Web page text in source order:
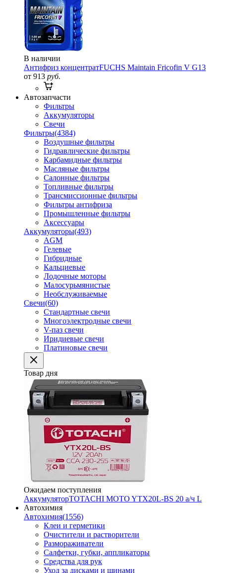
В наличии
Антифриз концентратFUCHS Maintain Fricofin V G13
от 913 руб.
Автозапчасти
Фильтры
Аккумуляторы
Свечи
Фильтры(4384)
Воздушные фильтры
Гидравлические фильтры
Карбамидные фильтры
Масляные фильтры
Салонные фильтры
Топливные фильтры
Трансмиссионные фильтры
Фильтры антифриза
Промышленные фильтры
Аксессуары
Аккумуляторы(493)
AGM
Гелевые
Гибридные
Кальциевые
Лодочные моторы
Малосурьмянистые
Необслуживаемые
Свечи(60)
Стандартные свечи
Многоэлектродные свечи
V-паз свечи
Иридиевые свечи
Платиновые свечи
Товар дня
Ожидаем поступления
АккумуляторTOTACHI MOTO YTX20L-BS 20 а/ч L
Автохимия
Автохимия(1556)
Клеи и герметики
Очистители и растворители
Размораживатели
Салфетки, губки, аппликаторы
Средства для рук
Уход за дисками и шинами